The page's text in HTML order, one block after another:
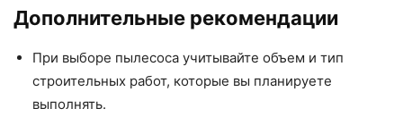
Дополнительные рекомендации
При выборе пылесоса учитывайте объем и тип
строительных работ, которые вы планируете
выполнять.